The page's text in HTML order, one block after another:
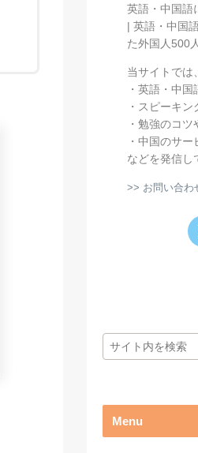
英語・中国語
| 英語・中国
た外国人500
当サイトでは、
・英語・中
・スピーキ
・勉強のコ
・中国のサ
などを発信し
>> お問い合わ
Menu